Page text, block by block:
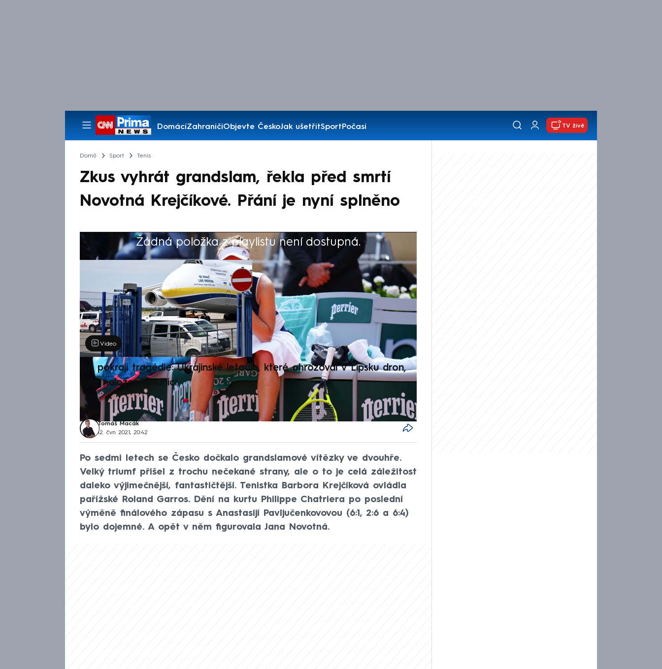
DomácíZahraničíObjevte ČeskoJak ušetřitSportPočasí
Pořady
TV živě
Domů Sport Tenis
Zkus vyhrát grandslam, řekla před smrtí
Novotná Krejčíkové. Přání je nyní splněno
Žádná položka z playlistu není dostupná.
Výběr redakce
Video
Na pokraji tragédie: Ukrajinské letadlo, které ohrožoval v Lipsku dron,
bylo naložené municí
Tomáš Macák
12. čvn 2021, 20:42
Po sedmi letech se Česko dočkalo grandslamové vítězky ve dvouhře.
Velký triumf přišel z trochu nečekané strany, ale o to je celá záležitost
daleko výjimečnější, fantastičtější. Tenistka Barbora Krejčíková ovládla
pařížské Roland Garros. Dění na kurtu Philippe Chatriera po poslední
výměně finálového zápasu s Anastasijí Pavljučenkovovou (6:1, 2:6 a 6:4)
bylo dojemné. A opět v něm figurovala Jana Novotná.